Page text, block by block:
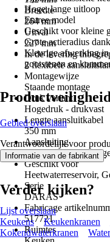
Breedte
264 mm
Uitval
227 mm
In de levering
2 flexibele
Montagewijze
Staande montage
Druk variant
Hogedruk - drukvast
Lengte aansluitkabel
350 mm
Aansluiting
Flexible
Geschikt voor
Heetwaterreservoir,
Serie
DARAS
Fabricage
517721
Ruimtes
Hoge, lange uitloop
Entree model
Geschikt voor kleine
Grote actieradius
Kleurige afwerking in
gootstenen en
Productveiligheid
Gebied overslaan
Verantwoordelijk voor
Informatie van de fabrikant .
Verder kijken?
Lijst overslaan
Keukens
Keukenkranen
Kokendwaterkranen